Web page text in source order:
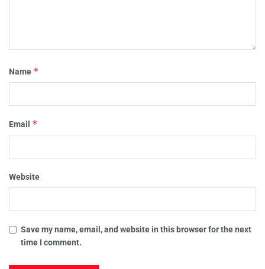
Name *
Email *
Website
Save my name, email, and website in this browser for the next
time I comment.